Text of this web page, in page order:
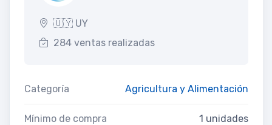
🇺🇾 UY
284 ventas realizadas
Categoría Agricultura y Alimentación
Mínimo de compra 1 unidades